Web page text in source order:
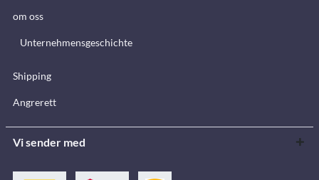
om oss
Unternehmensgeschichte
Shipping
Angrerett
Vi sender med